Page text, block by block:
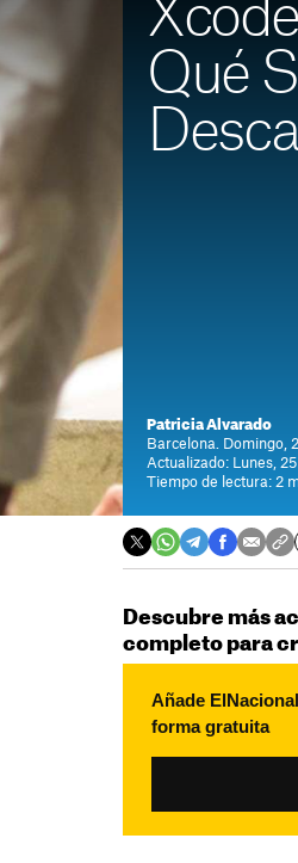
Qué
Patricia Alvarado
Barcelona. Domingo,
Actualizado: Lunes,
Tiempo de lectura: 2
Descubre más
completo para
Añade
forma gratuita